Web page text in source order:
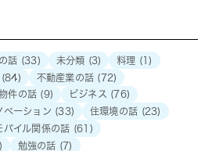
話 (33) 未分類 (3) 料理 (1)
(84) 不動産業の話 (72)
件の話 (9) ビジネス (76)
ベーション (33) 住環境の話 (23)
バイル関係の話 (61)
勉強の話 (7)